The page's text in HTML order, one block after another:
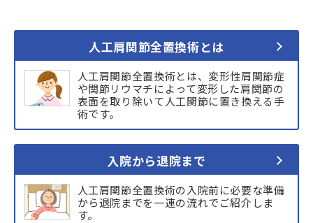
人工肩関節全置換術とは
人工肩関節全置換術とは、変形性肩関節症
や関節リウマチによって変形した肩関節の
表面を取り除いて人工関節に置き換える手
術です。
入院から退院まで
人工肩関節全置換術の入院前に必要な準備
から退院までを一連の流れでご紹介しま
す。